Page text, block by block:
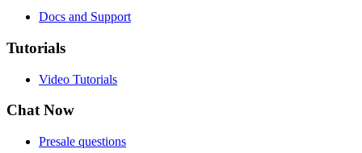
Docs and Support
Tutorials
Video Tutorials
Chat Now
Presale questions